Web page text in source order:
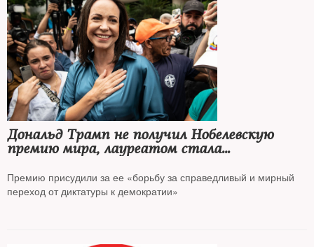
Дональд Трамп не получил Нобелевскую
премию мира, лауреатом стала
Мачадо
Премию присудили за ее «борьбу за справедливый и мирный
переход от диктатуры к демократии»